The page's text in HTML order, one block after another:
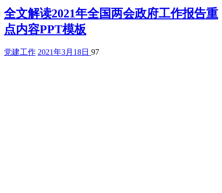
全文解读2021年全国两会政府工作报告重
点内容PPT模板
党建工作 2021年3月18日 97